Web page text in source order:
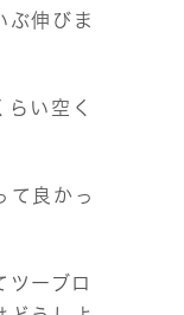
ぶ伸びま
らい空く
て良かっ
ツーブロ